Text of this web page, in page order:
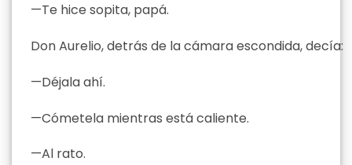
—Te hice sopita, papá.
Don Aurelio, detrás de la cámara escondida, decía:
—Déjala ahí.
—Cómetela mientras está caliente.
—Al rato.